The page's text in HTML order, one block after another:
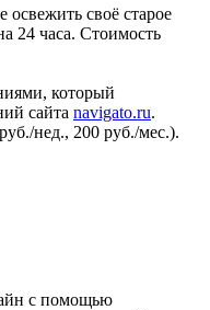
своё старое
24 часа. Стоимость
который
сайта navigato.ru.
нед., 200 руб./мес.).
с помощью